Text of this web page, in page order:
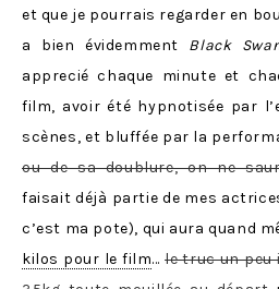
et que je pourrais regarder en
a bien évidemment Black
apprecié chaque minute et
film, avoir été hypnotisée par
scènes, et bluffée par la
ou de sa doublure, on ne
faisait déjà partie de mes
c’est ma pote), qui aura quand
kilos pour le film…le truc un peu